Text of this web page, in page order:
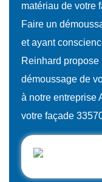
matériau de votre
Faire un
et ayant
Reinhard propose
démoussage de
à notre entreprise
votre façade